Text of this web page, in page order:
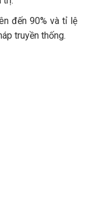
đến 90% và tỉ lệ
truyền thống.